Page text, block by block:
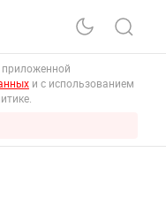
и с использованием